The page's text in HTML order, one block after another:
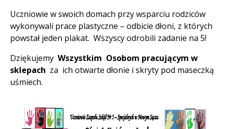
Uczniowie w swoich domach przy wsparciu rodziców
wykonywali prace plastyczne – odbicie dłoni, z których
powstał jeden plakat. Wszyscy odrobili zadanie na 5!
Dziękujemy Wszystkim Osobom pracującym w
sklepach za ich otwarte dłonie i skryty pod maseczką
uśmiech.